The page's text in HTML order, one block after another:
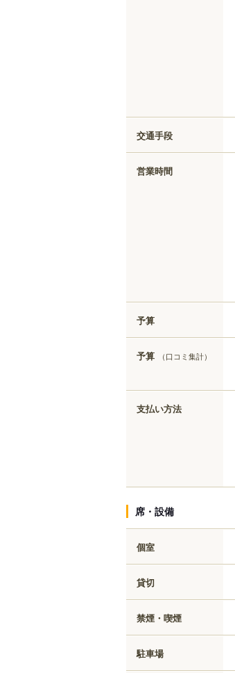
交通手段
営業時間
予算
予算 （口コミ集計）
支払い方法
席・設備
個室
貸切
禁煙・喫煙
駐車場